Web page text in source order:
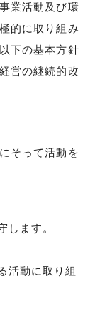
業活動及び環
的に取り組み
下の基本方針
営の継続的改
そって活動を
します。
活動に取り組